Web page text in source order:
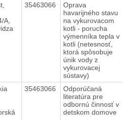
A,
35463066
Oprava
havarijného stavu
na vykurovacom
kotli - porucha
výmenníka tepla v
kotli (netesnosť,
ktorá spôsobuje
únik vody z
vykurovacej
sústavy)
35463066
Odporúčaná
literatúra pre
odbornú činnosť v
detskom domove